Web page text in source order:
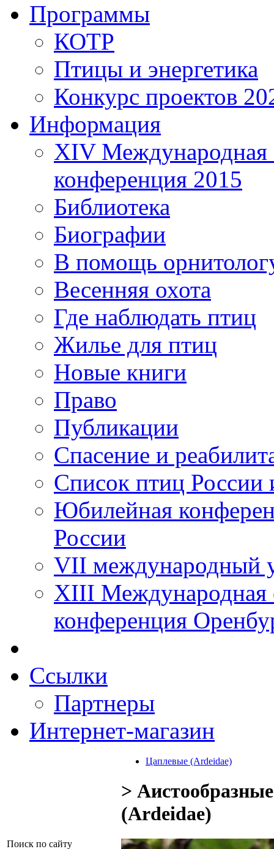
Программы
КОТР
Птицы и энергетика
Конкурс проектов
Информация
XIV Международная
конференция 2015
Библиотека
Биографии
В помощь
Весенняя охота
Где наблюдать птиц
Жилье для птиц
Новые книги
Право
Публикации
Спасение и
Список птиц России
Юбилейная
России
VII международный
XIII Международная
конференция
Ссылки
Партнеры
Интернет-магазин
Поиск по сайту
Цаплевые (Ardeidae)
>
(Ardeidae)